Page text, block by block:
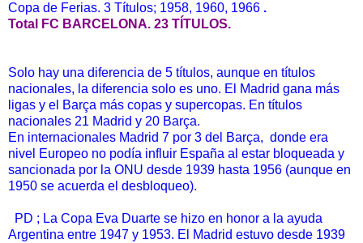
Copa de Ferias. 3 Títulos; 1958, 1960, 1966 .
Total FC BARCELONA. 23 TÍTULOS.
Solo hay una diferencia de 5 títulos, aunque en títulos
nacionales, la diferencia solo es uno. El Madrid gana más
ligas y el Barça más copas y supercopas. En títulos
nacionales 21 Madrid y 20 Barça.
En internacionales Madrid 7 por 3 del Barça, donde era
nivel Europeo no podía influir España al estar bloqueada y
sancionada por la ONU desde 1939 hasta 1956 (aunque en
1950 se acuerda el desbloqueo).
PD ; La Copa Eva Duarte se hizo en honor a la ayuda
Argentina entre 1947 y 1953. El Madrid estuvo desde 1939